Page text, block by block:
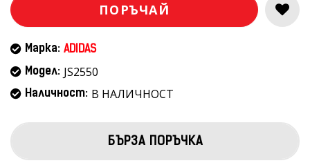
ПОРЪЧАЙ
Марка: ADIDAS
Модел: JS2550
Наличност: В НАЛИЧНОСТ
БЪРЗА ПОРЪЧКА